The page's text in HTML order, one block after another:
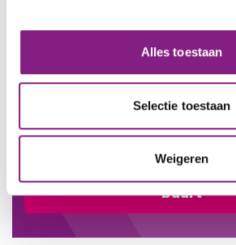
Alles toestaan
Selectie toestaan
Weigeren
Zoek je een maatje
maatje worden?
buurt